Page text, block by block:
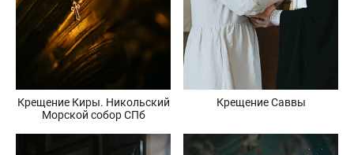
Крещение Киры. Никольский
Морской собор СПб
Крещение Саввы